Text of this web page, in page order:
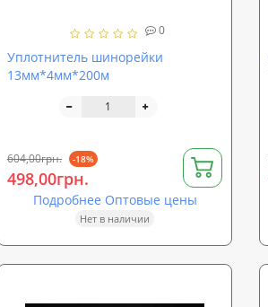
0
Уплотнитель шинорейки
13мм*4мм*200м
604,00грн. -18%
498,00грн.
Подробнее Оптовые цены
Нет в наличии